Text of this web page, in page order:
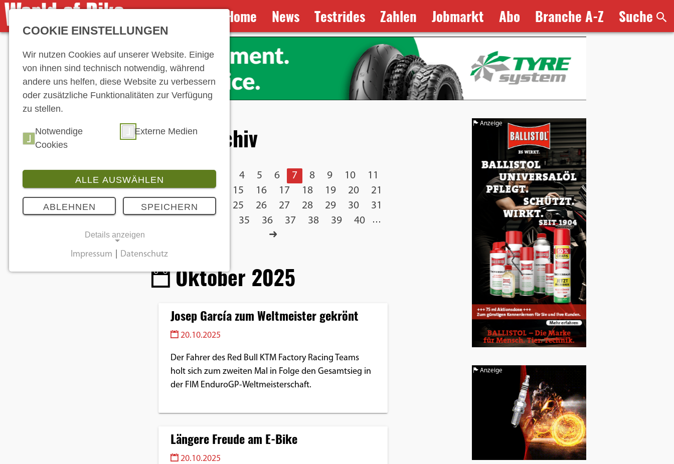
Home News Testrides Zahlen Jobmarkt Abo Branche A-Z Suche
News-Archiv
4 5 6 7 8 9 10
11
12
13 14 15 16 17 18 19 20
21
22
23 25 26 27 28 29 30
31
35 36 37 38 39 40 …
Oktober 2025
Josep García zum Weltmeister gekrönt
20.10.2025
Der Fahrer des Red Bull KTM Factory Racing Teams
holt sich zum zweiten Mal in Folge den Gesamtsieg in
der FIM EnduroGP-Weltmeisterschaft.
Längere Freude am E-Bike
20.10.2025
Anzeige
Anzeige
COOKIE EINSTELLUNGEN
Wir nutzen Cookies auf unserer Website. Einige
von ihnen sind technisch notwendig, während
andere uns helfen, diese Website zu verbessern
oder zusätzliche Funktionalitäten zur Verfügung
zu stellen.
Notwendige
Cookies
Externe Medien
ALLE AUSWÄHLEN
ABLEHNEN SPEICHERN
Details anzeigen
Impressum Datenschutz